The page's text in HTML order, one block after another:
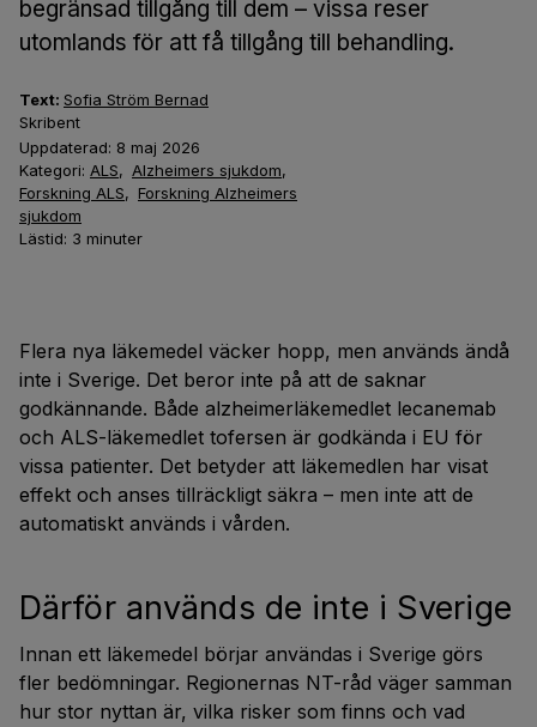
Text: Sofia Ström Bernad
Skribent
Uppdaterad: 8 maj 2026
Kategori: ALS, Alzheimers sjukdom,
Forskning ALS, Forskning Alzheimers
sjukdom
Lästid: 3 minuter
begränsad tillgång till dem – vissa reser
utomlands för att få tillgång till behandling.
Flera nya läkemedel väcker hopp, men används ändå
inte i Sverige. Det beror inte på att de saknar
godkännande. Både alzheimerläkemedlet lecanemab
och ALS-läkemedlet tofersen är godkända i EU för
vissa patienter. Det betyder att läkemedlen har visat
effekt och anses tillräckligt säkra – men inte att de
automatiskt används i vården.
Därför används de inte i Sverige
Innan ett läkemedel börjar användas i Sverige görs
fler bedömningar. Regionernas NT-råd väger samman
hur stor nyttan är, vilka risker som finns och vad